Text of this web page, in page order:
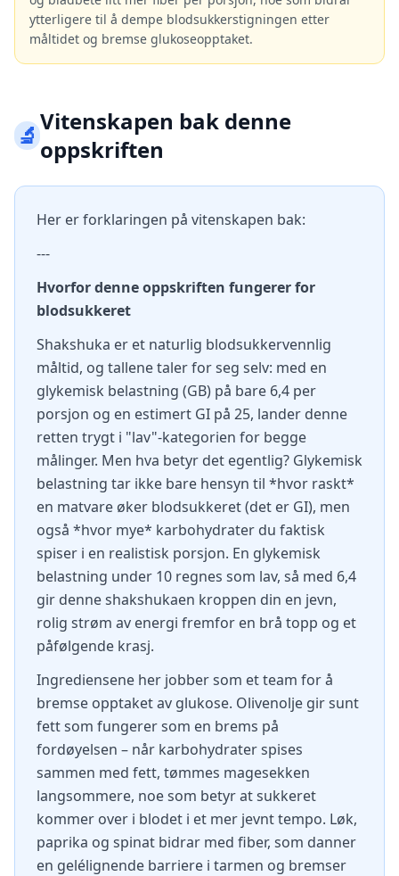
ytterligere til å dempe blodsukkerstigningen etter
måltidet og bremse glukoseopptaket.
🔬Vitenskapen bak denne
oppskriften
Her er forklaringen på vitenskapen bak:
---
Hvorfor denne oppskriften fungerer for
blodsukkeret
Shakshuka er et naturlig blodsukkervennlig
måltid, og tallene taler for seg selv: med en
glykemisk belastning (GB) på bare 6,4 per
porsjon og en estimert GI på 25, lander denne
retten trygt i "lav"-kategorien for begge
målinger. Men hva betyr det egentlig? Glykemisk
belastning tar ikke bare hensyn til *hvor raskt*
en matvare øker blodsukkeret (det er GI), men
også *hvor mye* karbohydrater du faktisk
spiser i en realistisk porsjon. En glykemisk
belastning under 10 regnes som lav, så med 6,4
gir denne shakshukaen kroppen din en jevn,
rolig strøm av energi fremfor en brå topp og et
påfølgende krasj.
Ingrediensene her jobber som et team for å
bremse opptaket av glukose. Olivenolje gir sunt
fett som fungerer som en brems på
fordøyelsen – når karbohydrater spises
sammen med fett, tømmes magesekken
langsommere, noe som betyr at sukkeret
kommer over i blodet i et mer jevnt tempo. Løk,
paprika og spinat bidrar med fiber, som danner
en gelélignende barriere i tarmen og bremser